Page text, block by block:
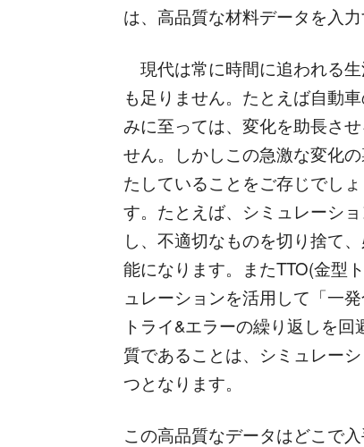
は、高品質な材料データを入
現代は常に時間に追われる
も足りません。たとえば自動
みに至っては、変化を助長さ
せん。しかしこの急激な変化
たしていることをご存じでし
す。たとえば、シミュレーシ
し、不適切なものを切り捨て
能になります。またTTO(金型
ュレーションを活用して「一
トライ&エラーの繰り返しを
質であることは、シミュレー
つとなります。
この高品質なデータはどこで